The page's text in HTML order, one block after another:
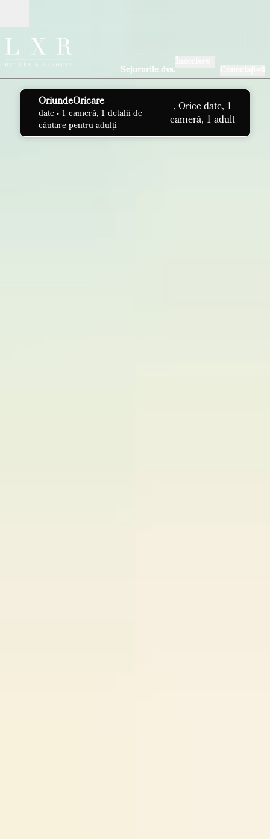
Deschide
Sejururile dvs.
OriundeOricare
date• 1 cameră, 1 detalii de
căutare pentru adulți
, Orice date, 1
cameră, 1 adult